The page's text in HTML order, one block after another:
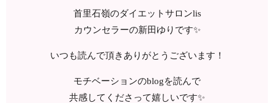
首里石嶺のダイエットサロンlis
カウンセラーの新田ゆりです✨
いつも読んで頂きありがとうございます！
モチベーションのblogを読んで
共感してくださって嬉しいです✨